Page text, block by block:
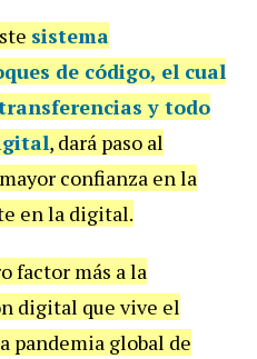
sistema
de código, el cual
y todo
, dará paso al
confianza en la
en la digital.
factor más a la
digital que vive el
pandemia global de